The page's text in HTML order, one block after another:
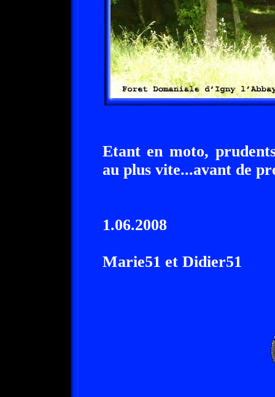
Etant en moto,
au plus vite...avant de
1.06.2008
Marie51 et Didier51